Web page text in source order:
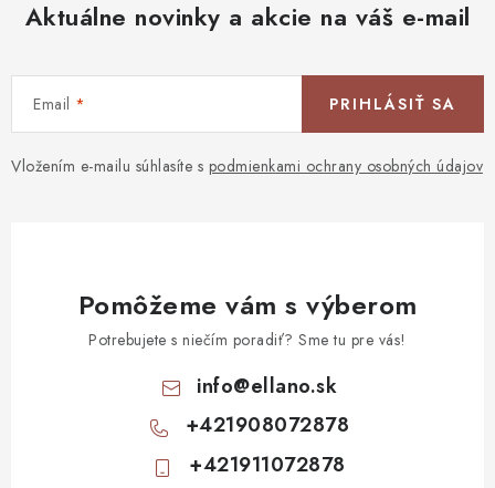
Aktuálne novinky a akcie na váš e-mail
Email
Vložením e-mailu súhlasíte s podmienkami ochrany osobných údajov
PRIHLÁSIŤ SA
Pomôžeme vám s výberom
Potrebujete s niečím poradiť? Sme tu pre vás!
info@ellano.sk
+421908072878
+421911072878